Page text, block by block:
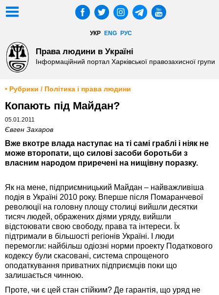
УКР ENG РУС
Права людини в Україні
Інформаційний портал Харківської правозахисної групи
• Рубрики / Політика і права людини
Копають під Майдан?
05.01.2011
Євген Захаров
Вже вкотре влада наступає на ті самі граблі і ніяк не
може второпати, що силові засоби боротьби з
власним народом приречені на нищівну поразку.
Як на мене, підприємницький Майдан – найважливіша
подія в Україні 2010 року. Вперше після Помаранчевої
революції на головну площу столиці вийшли десятки
тисяч людей, ображених діями уряду, вийшли
відстоювати свою свободу, права та інтереси. Їх
підтримали в більшості регіонів Україні. І люди
перемогли: найбільш одіозні норми проекту Податкового
кодексу були скасовані, система спрощеного
оподаткування приватних підприємців поки що
залишається чинною.
Проте, чи є цей стан стійким? Де гарантія, що уряд не